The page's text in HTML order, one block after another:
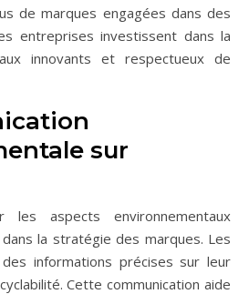
de marques engagées dans des
entreprises investissent dans la
innovants et respectueux de
sur
les aspects environnementaux
la stratégie des marques. Les
informations précises sur leur
Cette communication aide